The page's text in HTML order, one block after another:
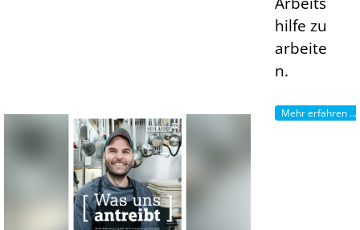
hilfe zu
arbeite
n.
Mehr erfahren ...